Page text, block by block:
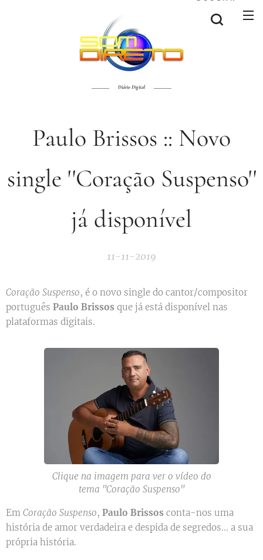
Diário Digital
Paulo Brissos :: Novo
single ''Coração Suspenso''
já disponível
11-11-2019
Coração Suspenso, é o novo single do cantor/compositor
português Paulo Brissos que já está disponível nas
plataformas digitais.
Clique na imagem para ver o vídeo do
tema "Coração Suspenso"
Em Coração Suspenso, Paulo Brissos conta-nos uma
história de amor verdadeira e despida de segredos... a sua
própria história.